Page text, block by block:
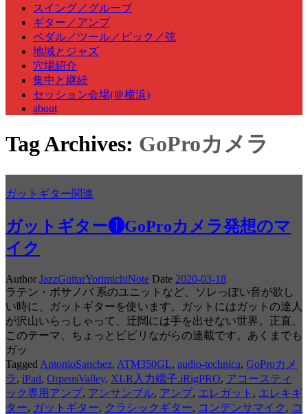
スイング／グルーブ
ギター／アンプ
ペダル／ツール／ピック／弦
地域とジャズ
穴場紹介
集中と継続
セッション会場(＠横浜)
about
Tag Archives: GoProカメラ
ガットギター関連
ガットギター❶GoProカメラ発想のマ
イク
Author JazzGuitarYorimichiNote Date 2020-03-18
ラテン・ボサノバ 系のユニットなど、ソレっぽい音が欲し
い時に、ガットギターを使います。ガットにはガットの達人
が沢山いらっしゃって、迂闊には手を出せない世界。正直、
このテーマ、ちょっとビビリながらの連載です。あくまでも
ガッ
Tagged AntonioSanchez, ATM350GL, audio-technica, GoProカメ
ラ, iPad, OrpeusValley, XLR入力端子.iRigPRO, アコースティ
ック専用アンプ, アンサンブル, アンプ, エレガット , エレキギ
ター, ガットギター, クラシックギター, コンデンサマイク , コ